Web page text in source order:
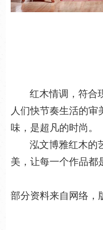
红木情调，符合
人们快节奏生活的审
味，是超凡的时尚。
泓文博雅红木的
美，让每一个作品都
部分资料来自网络，